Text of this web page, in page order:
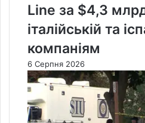
Line за $4,3
італійській та
компаніям
6 Серпня 2026